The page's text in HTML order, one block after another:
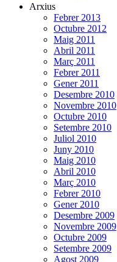
Arxius
Febrer 2013
Octubre 2012
Maig 2011
Abril 2011
Març 2011
Febrer 2011
Gener 2011
Desembre 2010
Novembre 2010
Octubre 2010
Setembre 2010
Juliol 2010
Juny 2010
Maig 2010
Abril 2010
Març 2010
Febrer 2010
Gener 2010
Desembre 2009
Novembre 2009
Octubre 2009
Setembre 2009
Agost 2009